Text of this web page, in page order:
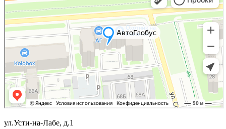
ул.Усти-на-Лабе, д.1